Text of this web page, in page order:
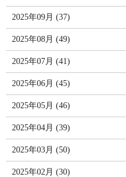
2025年09月 (37)
2025年08月 (49)
2025年07月 (41)
2025年06月 (45)
2025年05月 (46)
2025年04月 (39)
2025年03月 (50)
2025年02月 (30)